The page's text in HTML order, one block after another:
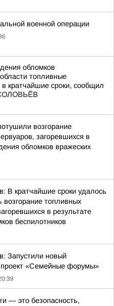
военной операции
обломков
топливные
кратчайшие сроки, сообщил
возгорание
загоревшихся в
обломков вражеских
В кратчайшие сроки удалось
возгорание топливных
в результате
беспилотников
Запустили новый
проект «Семейные форумы»
— это безопасность,